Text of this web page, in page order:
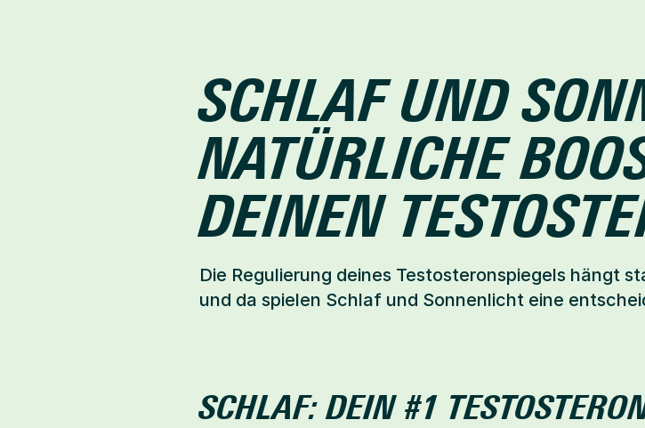
SCHLAF UND
NATÜRLICHE
DEINEN
Die Regulierung deines Testosteronspiegels hängt
und da spielen Schlaf und Sonnenlicht eine
SCHLAF: DEIN #1